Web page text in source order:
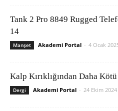
Tank 2 Pro 8849 Rugged
14
Manşet Akademi Portal - 4 Ocak
Kalp Kırıklığından Daha
Dergi Akademi Portal - 24 Ekim 2024